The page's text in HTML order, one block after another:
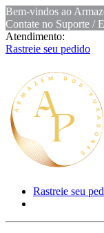
Bem-vindos ao
Contate no Suporte /
Atendimento:
Rastreie seu pedido
Rastreie seu